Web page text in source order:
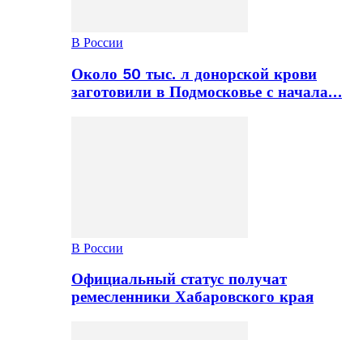
В России
Около 50 тыс. л донорской крови
заготовили в Подмосковье с начала…
В России
Официальный статус получат
ремесленники Хабаровского края